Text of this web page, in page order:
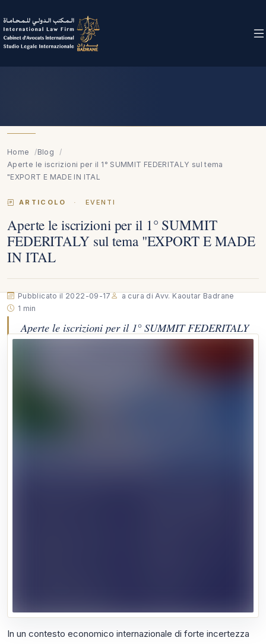
Home
Blog
Aperte le iscrizioni per il 1° SUMMIT FEDERITALY sul tema
"EXPORT E MADE IN ITAL
ARTICOLO · EVENTI
Aperte le iscrizioni per il 1° SUMMIT
FEDERITALY sul tema "EXPORT E MADE
IN ITAL
Pubblicato il 2022-09-17
a cura di Avv. Kaoutar Badrane
1 min
Aperte le iscrizioni per il 1° SUMMIT FEDERITALY
In un contesto economico internazionale di forte incertezza